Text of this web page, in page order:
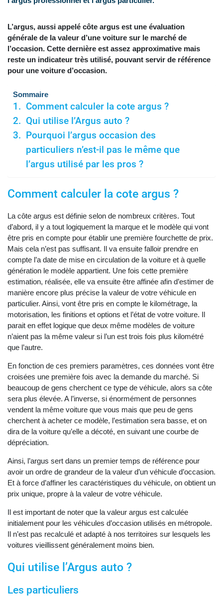
L’argus, aussi appelé côte argus est une évaluation
générale de la valeur d’une voiture sur le marché de
l’occasion. Cette dernière est assez approximative mais
reste un indicateur très utilisé, pouvant servir de référence
pour une voiture d’occasion.
Sommaire
Comment calculer la cote argus ?
Qui utilise l’Argus auto ?
Pourquoi l’argus occasion des
particuliers n’est-il pas le même que
l’argus utilisé par les pros ?
Comment calculer la cote argus ?
La côte argus est définie selon de nombreux critères. Tout
d’abord, il y a tout logiquement la marque et le modèle qui vont
être pris en compte pour établir une première fourchette de prix.
Mais cela n’est pas suffisant. Il va ensuite falloir prendre en
compte l’a date de mise en circulation de la voiture et à quelle
génération le modèle appartient. Une fois cette première
estimation, réalisée, elle va ensuite être affinée afin d’estimer de
manière encore plus précise la valeur de votre véhicule en
particulier. Ainsi, vont être pris en compte le kilométrage, la
motorisation, les finitions et options et l’état de votre voiture. Il
parait en effet logique que deux même modèles de voiture
n’aient pas la même valeur si l’un est trois fois plus kilométré
que l’autre.
En fonction de ces premiers paramètres, ces données vont être
croisées une première fois avec la demande du marché. Si
beaucoup de gens cherchent ce type de véhicule, alors sa côte
sera plus élevée. A l’inverse, si énormément de personnes
vendent la même voiture que vous mais que peu de gens
cherchent à acheter ce modèle, l’estimation sera basse, et on
dira de la voiture qu’elle a décoté, en suivant une courbe de
dépréciation.
Ainsi, l’argus sert dans un premier temps de référence pour
avoir un ordre de grandeur de la valeur d’un véhicule d’occasion.
Et à force d’affiner les caractéristiques du véhicule, on obtient un
prix unique, propre à la valeur de votre véhicule.
Il est important de noter que la valeur argus est calculée
initialement pour les véhicules d’occasion utilisés en métropole.
Il n’est pas recalculé et adapté à nos territoires sur lesquels les
voitures vieillissent généralement moins bien.
Qui utilise l’Argus auto ?
Les particuliers